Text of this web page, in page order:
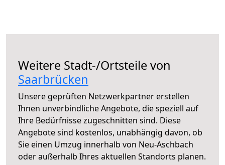
Weitere Stadt-/Ortsteile von
Saarbrücken
Unsere geprüften Netzwerkpartner erstellen
Ihnen unverbindliche Angebote, die speziell auf
Ihre Bedürfnisse zugeschnitten sind. Diese
Angebote sind kostenlos, unabhängig davon, ob
Sie einen Umzug innerhalb von Neu-Aschbach
oder außerhalb Ihres aktuellen Standorts planen.